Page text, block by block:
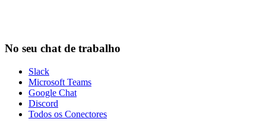
No seu chat de trabalho
Slack
Microsoft Teams
Google Chat
Discord
Todos os Conectores